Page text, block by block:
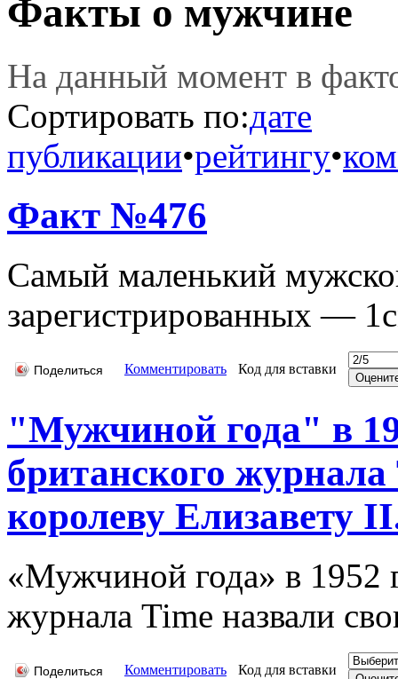
Факты о мужчине
На данный момент в
Сортировать по:дате
публикации•рейтингу•
Факт №476
Самый маленький
зарегистрированных —
Поделиться Комментировать Код для вставки
"Мужчиной года" в
британского
королеву Елизавету
«Мужчиной года» в 1952
журнала Time назвали
Поделиться Комментировать Код для вставки